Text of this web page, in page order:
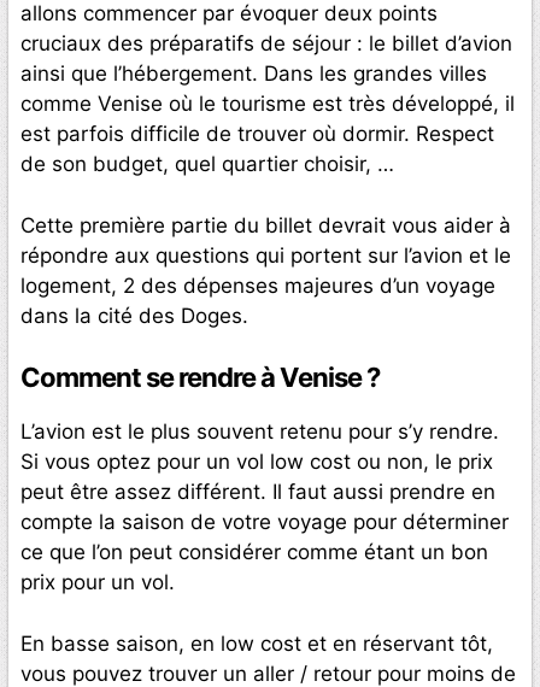
allons commencer par évoquer deux points
cruciaux des préparatifs de séjour : le billet d’avion
ainsi que l’hébergement. Dans les grandes villes
comme Venise où le tourisme est très développé, il
est parfois difficile de trouver où dormir. Respect
de son budget, quel quartier choisir, …
Cette première partie du billet devrait vous aider à
répondre aux questions qui portent sur l’avion et le
logement, 2 des dépenses majeures d’un voyage
dans la cité des Doges.
Comment se rendre à Venise ?
L’avion est le plus souvent retenu pour s’y rendre.
Si vous optez pour un vol low cost ou non, le prix
peut être assez différent. Il faut aussi prendre en
compte la saison de votre voyage pour déterminer
ce que l’on peut considérer comme étant un bon
prix pour un vol.
En basse saison, en low cost et en réservant tôt,
vous pouvez trouver un aller / retour pour moins de